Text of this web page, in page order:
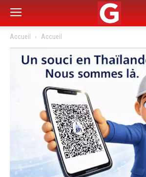
Accueil Accueil